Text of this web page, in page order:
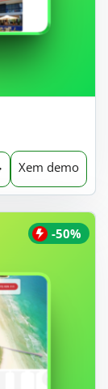
Xem demo
-50%